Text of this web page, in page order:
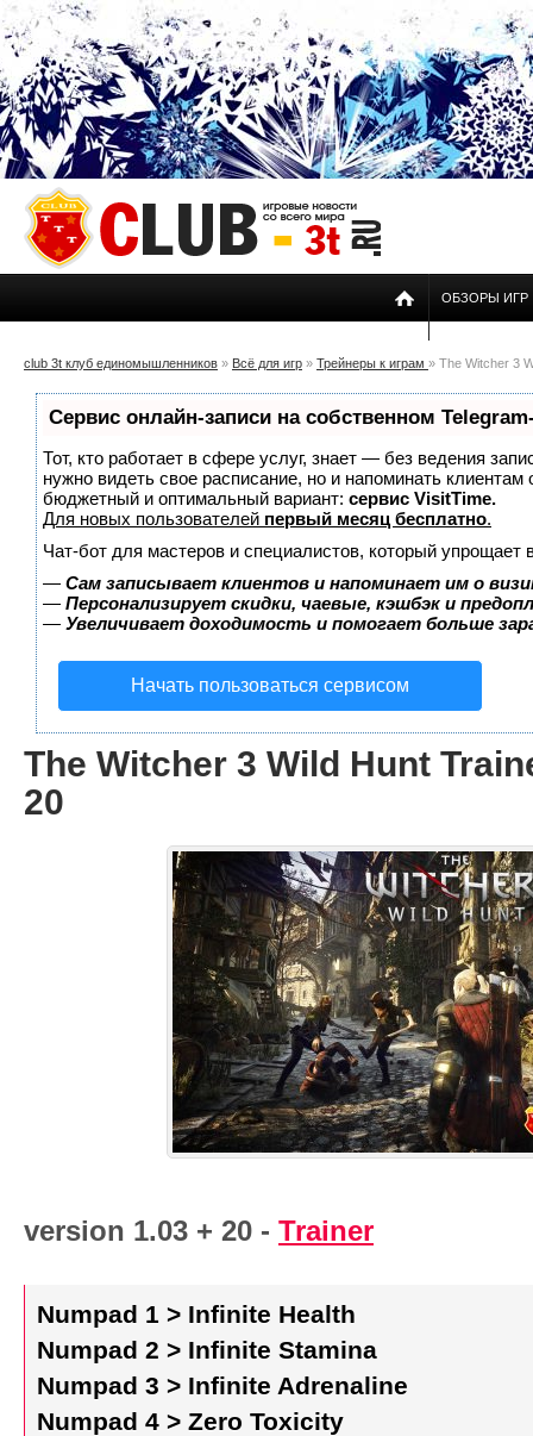
ОБЗОРЫ ИГР
club 3t клуб единомышленников » Всё для игр » Трейнеры к играм » The Witcher 3
Сервис онлайн-записи на собственном
Тот, кто работает в сфере услуг, знает — без ведения
нужно видеть свое расписание, но и напоминать
бюджетный и оптимальный вариант: сервис VisitTime.
Для новых пользователей первый месяц бесплатно.
Чат-бот для мастеров и специалистов, который упрощает
— Сам записывает клиентов и напоминает им о
— Персонализирует скидки, чаевые, кэшбэк и
— Увеличивает доходимость и помогает больше
Начать пользоваться сервисом
The Witcher 3 Wild Hunt
20
version 1.03 + 20 - Trainer
Numpad 1 > Infinite Health
Numpad 2 > Infinite Stamina
Numpad 3 > Infinite Adrenaline
Numpad 4 > Zero Toxicity